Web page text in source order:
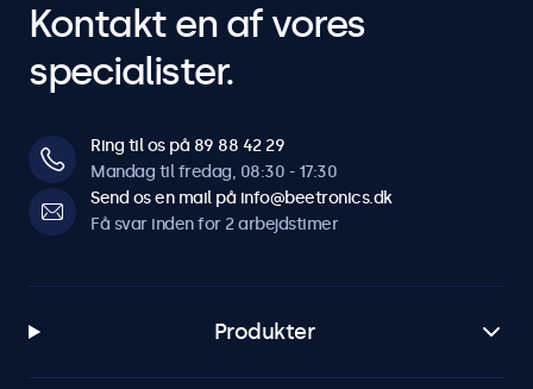
Kontakt en af vores
specialister.
Ring til os på 89 88 42 29
Mandag til fredag, 08:30 - 17:30
Send os en mail på info@beetronics.dk
Få svar inden for 2 arbejdstimer
Produkter